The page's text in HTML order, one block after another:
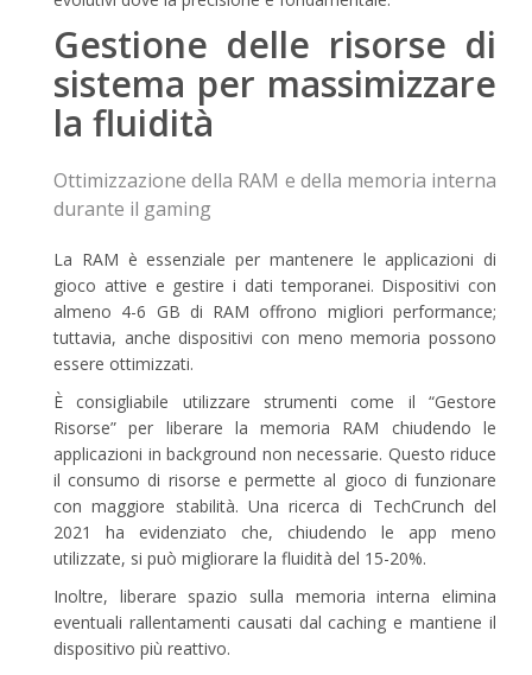
Gestione delle risorse di
sistema per massimizzare
la fluidità
Ottimizzazione della RAM e della memoria interna
durante il gaming
La RAM è essenziale per mantenere le applicazioni di
gioco attive e gestire i dati temporanei. Dispositivi con
almeno 4-6 GB di RAM offrono migliori performance;
tuttavia, anche dispositivi con meno memoria possono
essere ottimizzati.
È consigliabile utilizzare strumenti come il “Gestore
Risorse” per liberare la memoria RAM chiudendo le
applicazioni in background non necessarie. Questo riduce
il consumo di risorse e permette al gioco di funzionare
con maggiore stabilità. Una ricerca di TechCrunch del
2021 ha evidenziato che, chiudendo le app meno
utilizzate, si può migliorare la fluidità del 15-20%.
Inoltre, liberare spazio sulla memoria interna elimina
eventuali rallentamenti causati dal caching e mantiene il
dispositivo più reattivo.